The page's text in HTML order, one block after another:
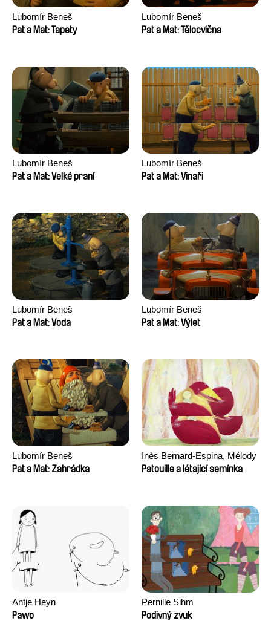
Lubomír Beneš
Pat a Mat: Tapety
Lubomír Beneš
Pat a Mat: Tělocvična
Lubomír Beneš
Pat a Mat: Velké praní
Lubomír Beneš
Pat a Mat: Vinaři
Lubomír Beneš
Pat a Mat: Voda
Lubomír Beneš
Pat a Mat: Výlet
Lubomír Beneš
Pat a Mat: Zahrádka
Inès Bernard-Espina, Mélody
Boulissière, Clémentine
Patouille a létající semínka
Antje Heyn
Pawo
Pernille Sihm
Podivný zvuk